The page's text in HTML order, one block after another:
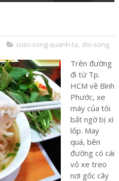
cuoc-song-quanh-ta, doi-song
Trên đường
đi từ Tp.
HCM về Bình
Phước, xe
máy của tôi
bất ngờ bị xì
lốp. May
quá, bên
đường có cái
vỏ xe treo
nơi gốc cây